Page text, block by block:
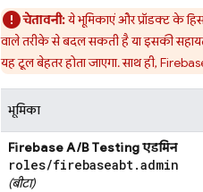
चेतावनी:ये भूमिकाएं और प्रॉडक्ट के
वाले तरीके से बदल सकती है या इसकी
यह टूल बेहतर होता जाएगा. साथ ही,
भूमिका
Firebase A/B Testingएडमिन
roles/firebaseabt.admin
(बीटा)